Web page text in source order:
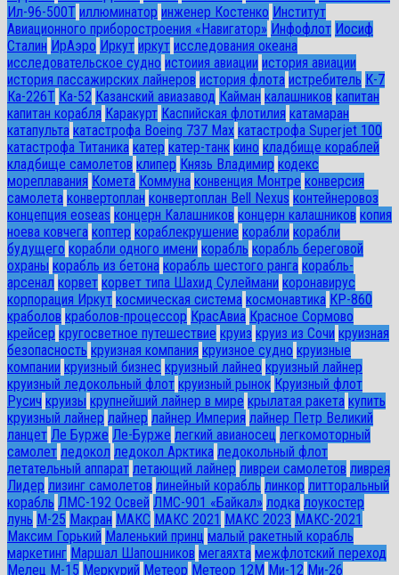
Ил-96-500Т иллюминатор инженер Костенко Институт
Авиационного приборостроения «Навигатор» Инфофлот Иосиф
Сталин ИрАэро Иркут иркут исследования океана
исследовательское судно истоиия авиации история авиации
история пассажирских лайнеров история флота истребитель К-7
Ка-226Т Ка-52 Казанский авиазавод Кайман калашников капитан
капитан корабля Каракурт Каспийская флотилия катамаран
катапульта катастрофа Boeing 737 Max катастрофа Superjet 100
катастрофа Титаника катер катер-танк кино кладбище кораблей
кладбище самолетов клипер Князь Владимир кодекс
мореплавания Комета Коммуна конвенция Монтре конверсия
самолета конвертоплан конвертоплан Bell Nexus контейнеровоз
концепция eoseas концерн Калашников концерн калашников копия
ноева ковчега коптер кораблекрушение корабли корабли
будущего корабли одного имени корабль корабль береговой
охраны корабль из бетона корабль шестого ранга корабль-
арсенал корвет корвет типа Шахид Сулеймани коронавирус
корпорация Иркут космическая система космонавтика КР-860
краболов краболов-процессор КрасАвиа Красное Сормово
крейсер кругосветное путешествие круиз круиз из Сочи круизная
безопасность круизная компания круизное судно круизные
компании круизный бизнес круизный лайнео круизный лайнер
круизный ледокольный флот круизный рынок Круизный флот
Русич круизы крупнейший лайнер в мире крылатая ракета купить
круизный лайнер лайнер лайнер Империя лайнер Петр Великий
ланцет Ле Бурже Ле-Бурже легкий авианосец легкомоторный
самолет ледокол ледокол Арктика ледокольный флот
летательный аппарат летающий лайнер ливреи самолетов ливрея
Лидер лизинг самолетов линейный корабль линкор литторальный
корабль ЛМС-192 Освей ЛМС-901 «Байкал» лодка лоукостер
лунь М-25 Макран МАКС МАКС 2021 МАКС 2023 МАКС-2021
Максим Горький Маленький принц малый ракетный корабль
маркетинг Маршал Шапошников мегаяхта межфлотский переход
Мелец М-15 Меркурий Метеор Метеор 12М Ми-12 Ми-26